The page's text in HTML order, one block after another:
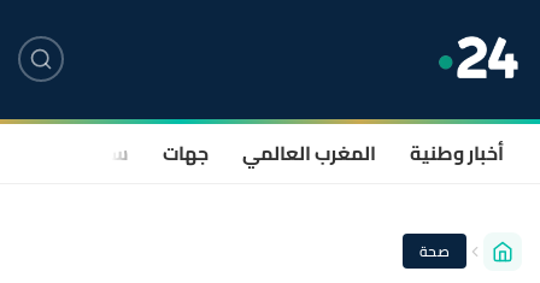
أخبار وطنية المغرب العالمي جهات سياسة
صحة